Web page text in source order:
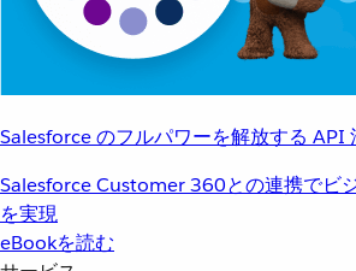
Salesforce のフルパワーを解放する API
Salesforce Customer 360との連携でビ
を実現
eBookを読む